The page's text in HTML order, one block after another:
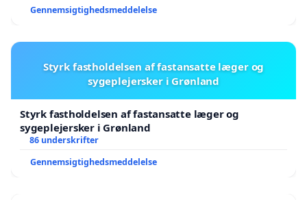
Gennemsigtighedsmeddelelse
Styrk fastholdelsen af fastansatte læger og
sygeplejersker i Grønland
Styrk fastholdelsen af fastansatte læger og
sygeplejersker i Grønland
86 underskrifter
Gennemsigtighedsmeddelelse